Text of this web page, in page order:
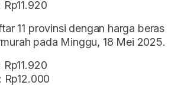
11 provinsi dengan harga beras
pada Minggu, 18 Mei 2025.
Rp12.000